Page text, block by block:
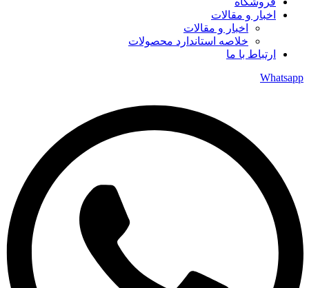
اخبار و مقالات
اخبار و مقالات
خلاصه استاندارد محصولات
ارتباط با ما
Whatsapp